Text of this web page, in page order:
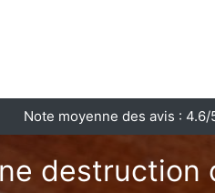
Note moyenne des avis : 4.6/
destruction